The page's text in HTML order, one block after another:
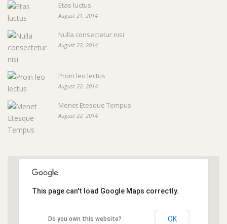
Etas luctus
August 21, 2014
Nulla consectetur nisi
August 22, 2014
Proin leo lectus
August 22, 2014
Menet Etesque Tempus
August 22, 2014
This page can't load Google Maps correctly.
Do you own this website? OK